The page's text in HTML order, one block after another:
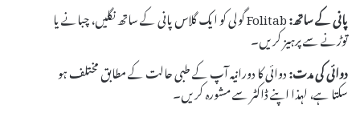
پانی کے ساتھ:
Folitab گولی کو ایک گلاس پانی کے ساتھ نگلیں، چبانے یا
توڑنے سے پرہیز کریں۔
دوائی کی مدت:دوائی کا دورانیہ آپ کے طبی حالت کے مطابق مختلف ہو
سکتا ہے، لہذا اپنے ڈاکٹر سے مشورہ کریں۔